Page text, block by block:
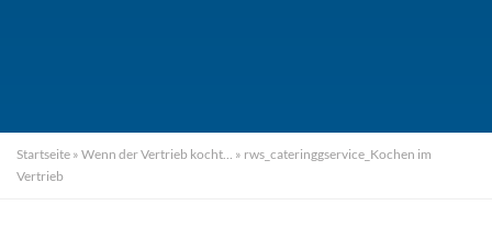
Startseite » Wenn der Vertrieb kocht… » rws_cateringgservice_Kochen im
Vertrieb